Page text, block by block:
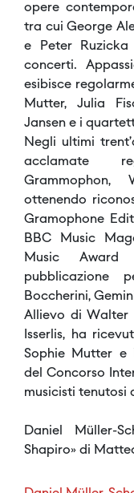
opere
tra cui George
e Peter
concerti.
esibisce
Mutter, Julia
Jansen e i
Negli ultimi
acclamate
Grammophon,
ottenendo
Gramophone
BBC Music
Music
pubblicazione
Boccherini,
Allievo di Walter
Isserlis, ha
Sophie Mutter e
del Concorso
musicisti tenutosi
Daniel Müller-
Shapiro» di